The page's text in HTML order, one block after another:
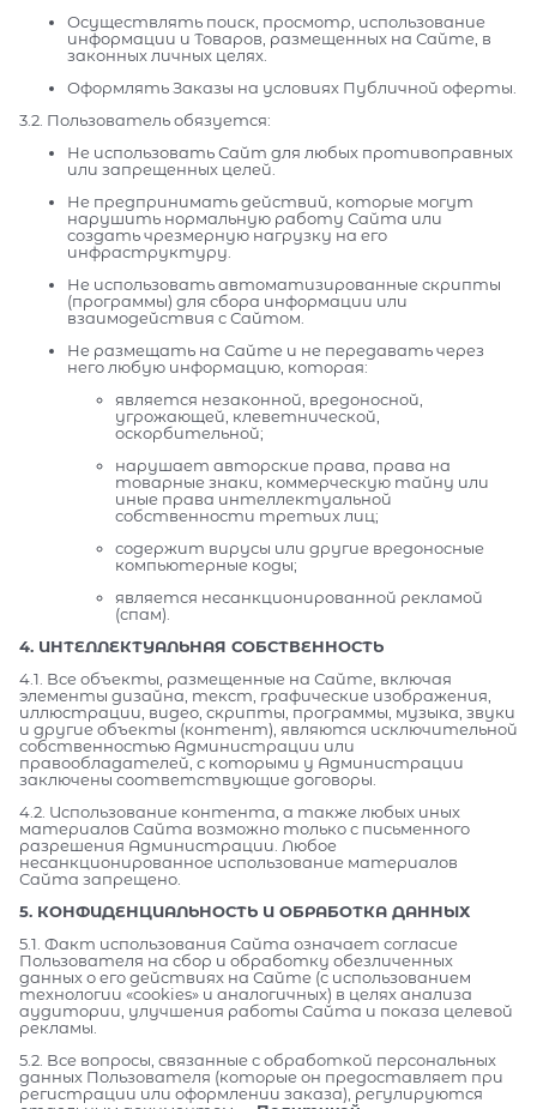
Осуществлять поиск, просмотр, использование
информации и Товаров, размещенных на Сайте, в
законных личных целях.
Оформлять Заказы на условиях Публичной оферты.
3.2. Пользователь обязуется:
Не использовать Сайт для любых противоправных
или запрещенных целей.
Не предпринимать действий, которые могут
нарушить нормальную работу Сайта или
создать чрезмерную нагрузку на его
инфраструктуру.
Не использовать автоматизированные скрипты
(программы) для сбора информации или
взаимодействия с Сайтом.
Не размещать на Сайте и не передавать через
него любую информацию, которая:
является незаконной, вредоносной,
угрожающей, клеветнической,
оскорбительной;
нарушает авторские права, права на
товарные знаки, коммерческую тайну или
иные права интеллектуальной
собственности третьих лиц;
содержит вирусы или другие вредоносные
компьютерные коды;
является несанкционированной рекламой
(спам).
4. ИНТЕЛЛЕКТУАЛЬНАЯ СОБСТВЕННОСТЬ
4.1. Все объекты, размещенные на Сайте, включая
элементы дизайна, текст, графические изображения,
иллюстрации, видео, скрипты, программы, музыка, звуки
и другие объекты (контент), являются исключительной
собственностью Администрации или
правообладателей, с которыми у Администрации
заключены соответствующие договоры.
4.2. Использование контента, а также любых иных
материалов Сайта возможно только с письменного
разрешения Администрации. Любое
несанкционированное использование материалов
Сайта запрещено.
5. КОНФИДЕНЦИАЛЬНОСТЬ И ОБРАБОТКА ДАННЫХ
5.1. Факт использования Сайта означает согласие
Пользователя на сбор и обработку обезличенных
данных о его действиях на Сайте (с использованием
технологии «cookies» и аналогичных) в целях анализа
аудитории, улучшения работы Сайта и показа целевой
рекламы.
5.2. Все вопросы, связанные с обработкой персональных
данных Пользователя (которые он предоставляет при
регистрации или оформлении заказа), регулируются